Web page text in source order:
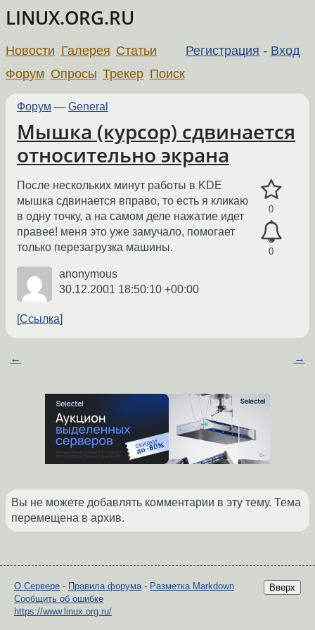
LINUX.ORG.RU
Регистрация - Вход
Новости Галерея Статьи
Форум Опросы Трекер Поиск
Форум — General
Мышка (курсор) сдвинается
относительно экрана
0
0
После нескольких минут работы в KDE
мышка сдвинается вправо, то есть я кликаю
в одну точку, а на самом деле нажатие идет
правее! меня это уже замучало, помогает
только перезагрузка машины.
anonymous
30.12.2001 18:50:10 +00:00
Ссылка
← →
Вы не можете добавлять комментарии в эту тему. Тема
перемещена в архив.
Вверх
О Сервере - Правила форума- Разметка Markdown
Сообщить об ошибке
https://www.linux.org.ru/